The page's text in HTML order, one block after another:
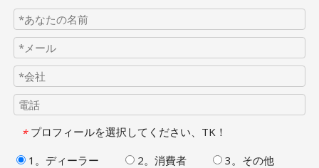
* プロフィールを選択してください、TK！
1。ディーラー
2。消費者 3。その他